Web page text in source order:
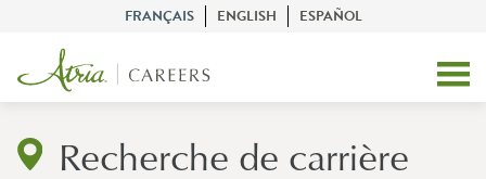
FRANÇAIS ENGLISH ESPAÑOL
Recherche de carrière